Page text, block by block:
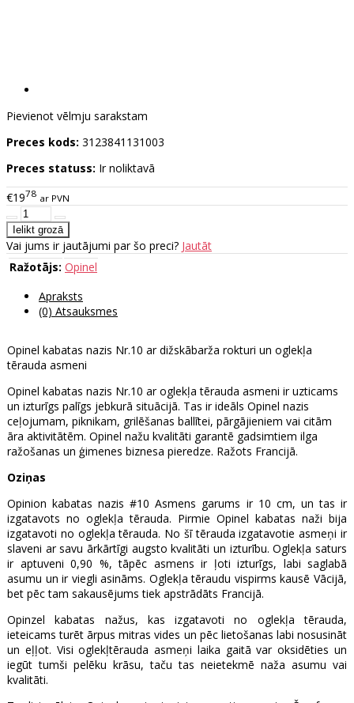
Pievienot vēlmju sarakstam
Preces kods: 3123841131003
Preces statuss: Ir noliktavā
€1978 ar PVN
Vai jums ir jautājumi par šo preci? Jautāt
Ražotājs: Opinel
Apraksts
(0) Atsauksmes
Opinel kabatas nazis Nr.10 ar dižskābarža rokturi un oglekļa
tērauda asmeni
Opinel kabatas nazis Nr.10 ar oglekļa tērauda asmeni ir uzticams
un izturīgs palīgs jebkurā situācijā. Tas ir ideāls Opinel nazis
ceļojumam, piknikam, grilēšanas ballītei, pārgājieniem vai citām
āra aktivitātēm. Opinel nažu kvalitāti garantē gadsimtiem ilga
ražošanas un ģimenes biznesa pieredze. Ražots Francijā.
Oziņas
Opinion kabatas nazis #10 Asmens garums ir 10 cm, un tas ir
izgatavots no oglekļa tērauda. Pirmie Opinel kabatas naži bija
izgatavoti no oglekļa tērauda. No šī tērauda izgatavotie asmeņi ir
slaveni ar savu ārkārtīgi augsto kvalitāti un izturību. Oglekļa saturs
ir aptuveni 0,90 %, tāpēc asmens ir ļoti izturīgs, labi saglabā
asumu un ir viegli asināms. Oglekļa tēraudu vispirms kausē Vācijā,
bet pēc tam sakausējums tiek apstrādāts Francijā.
Opinzel kabatas nažus, kas izgatavoti no oglekļa tērauda,
ieteicams turēt ārpus mitras vides un pēc lietošanas labi nosusināt
un eļļot. Visi oglekļtērauda asmeņi laika gaitā var oksidēties un
iegūt tumši pelēku krāsu, taču tas neietekmē naža asumu vai
kvalitāti.